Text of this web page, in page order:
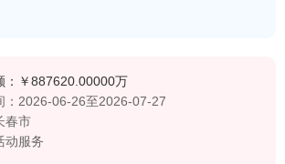
￥887620.00000万
2026-06-26至2026-07-27
春市
动服务